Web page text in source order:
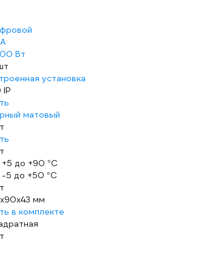
Вт
установка
IP
матовый
+5 до +90 °С
-5 до +50 °С
мм
в комплекте